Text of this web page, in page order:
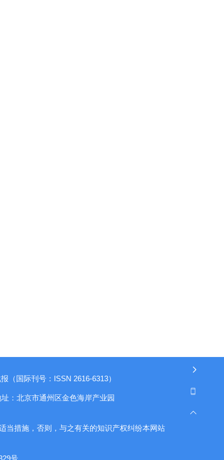
（国际刊号：ISSN 2616-6313）
址：北京市通州区金色海岸产业园
当措施，否则，与之有关的知识产权纠纷本网站
号